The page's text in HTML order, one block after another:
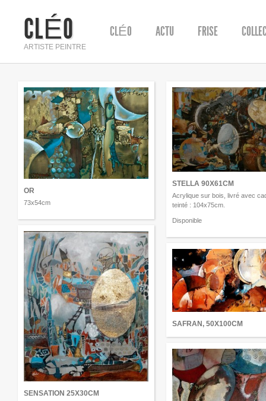
CLÉO
ARTISTE PEINTRE
CLÉO ACTU FRISE
OR
73x54cm
STELLA 90X61CM
Acrylique sur bois, livré avec
teinté : 104x75cm.
Disponible
SENSATION 25X30CM
SAFRAN, 50X100CM